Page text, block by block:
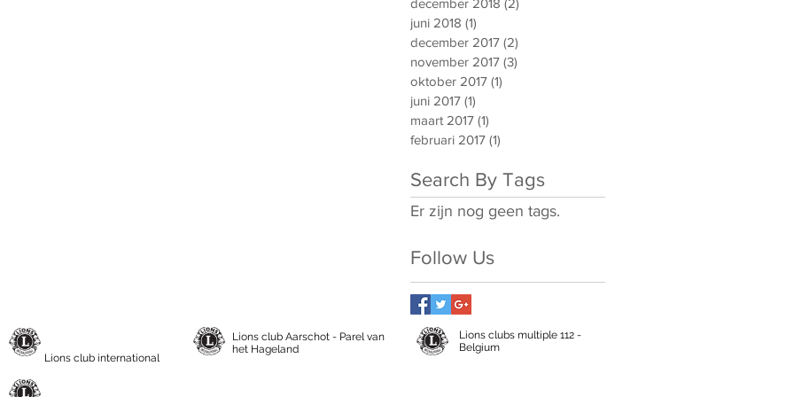
juni 2018 (1)
december 2017 (2)
november 2017 (3)
oktober 2017 (1)
juni 2017 (1)
maart 2017 (1)
februari 2017 (1)
Search By Tags
Er zijn nog geen tags.
Follow Us
Lions club international
Lions club Aarschot - Parel van
het Hageland
Lions clubs multiple 112 -
Belgium